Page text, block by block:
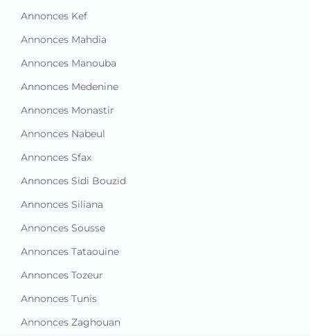
Annonces Kef
Annonces Mahdia
Annonces Manouba
Annonces Medenine
Annonces Monastir
Annonces Nabeul
Annonces Sfax
Annonces Sidi Bouzid
Annonces Siliana
Annonces Sousse
Annonces Tataouine
Annonces Tozeur
Annonces Tunis
Annonces Zaghouan